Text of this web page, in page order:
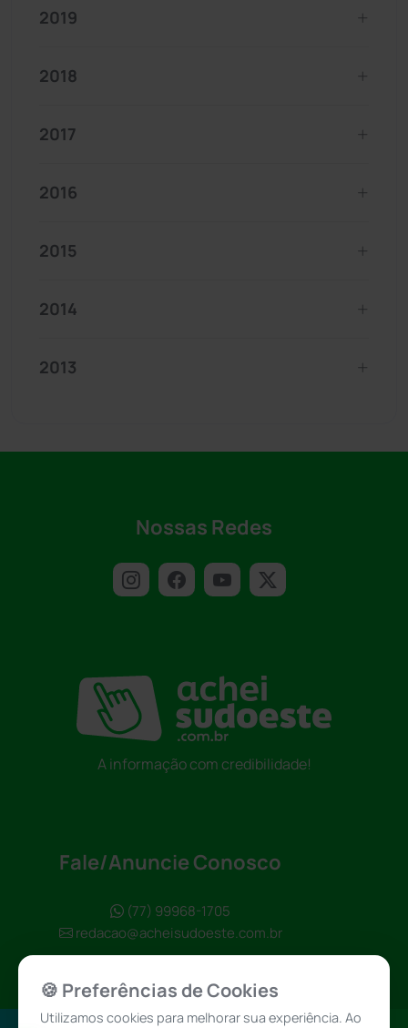
2019
2018
2017
2016
2015
2014
2013
Nossas Redes
A informação com credibilidade!
Fale/Anuncie Conosco
(77) 99968-1705
redacao@acheisudoeste.com.br
🍪 Preferências de Cookies
Utilizamos cookies para melhorar sua experiência. Ao